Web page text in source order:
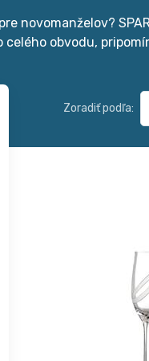
novomanželov?
obvodu,
Zoradiť podľa: